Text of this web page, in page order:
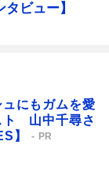
ビュー】
にもガムを愛
ト 山中千尋さ
】
PR